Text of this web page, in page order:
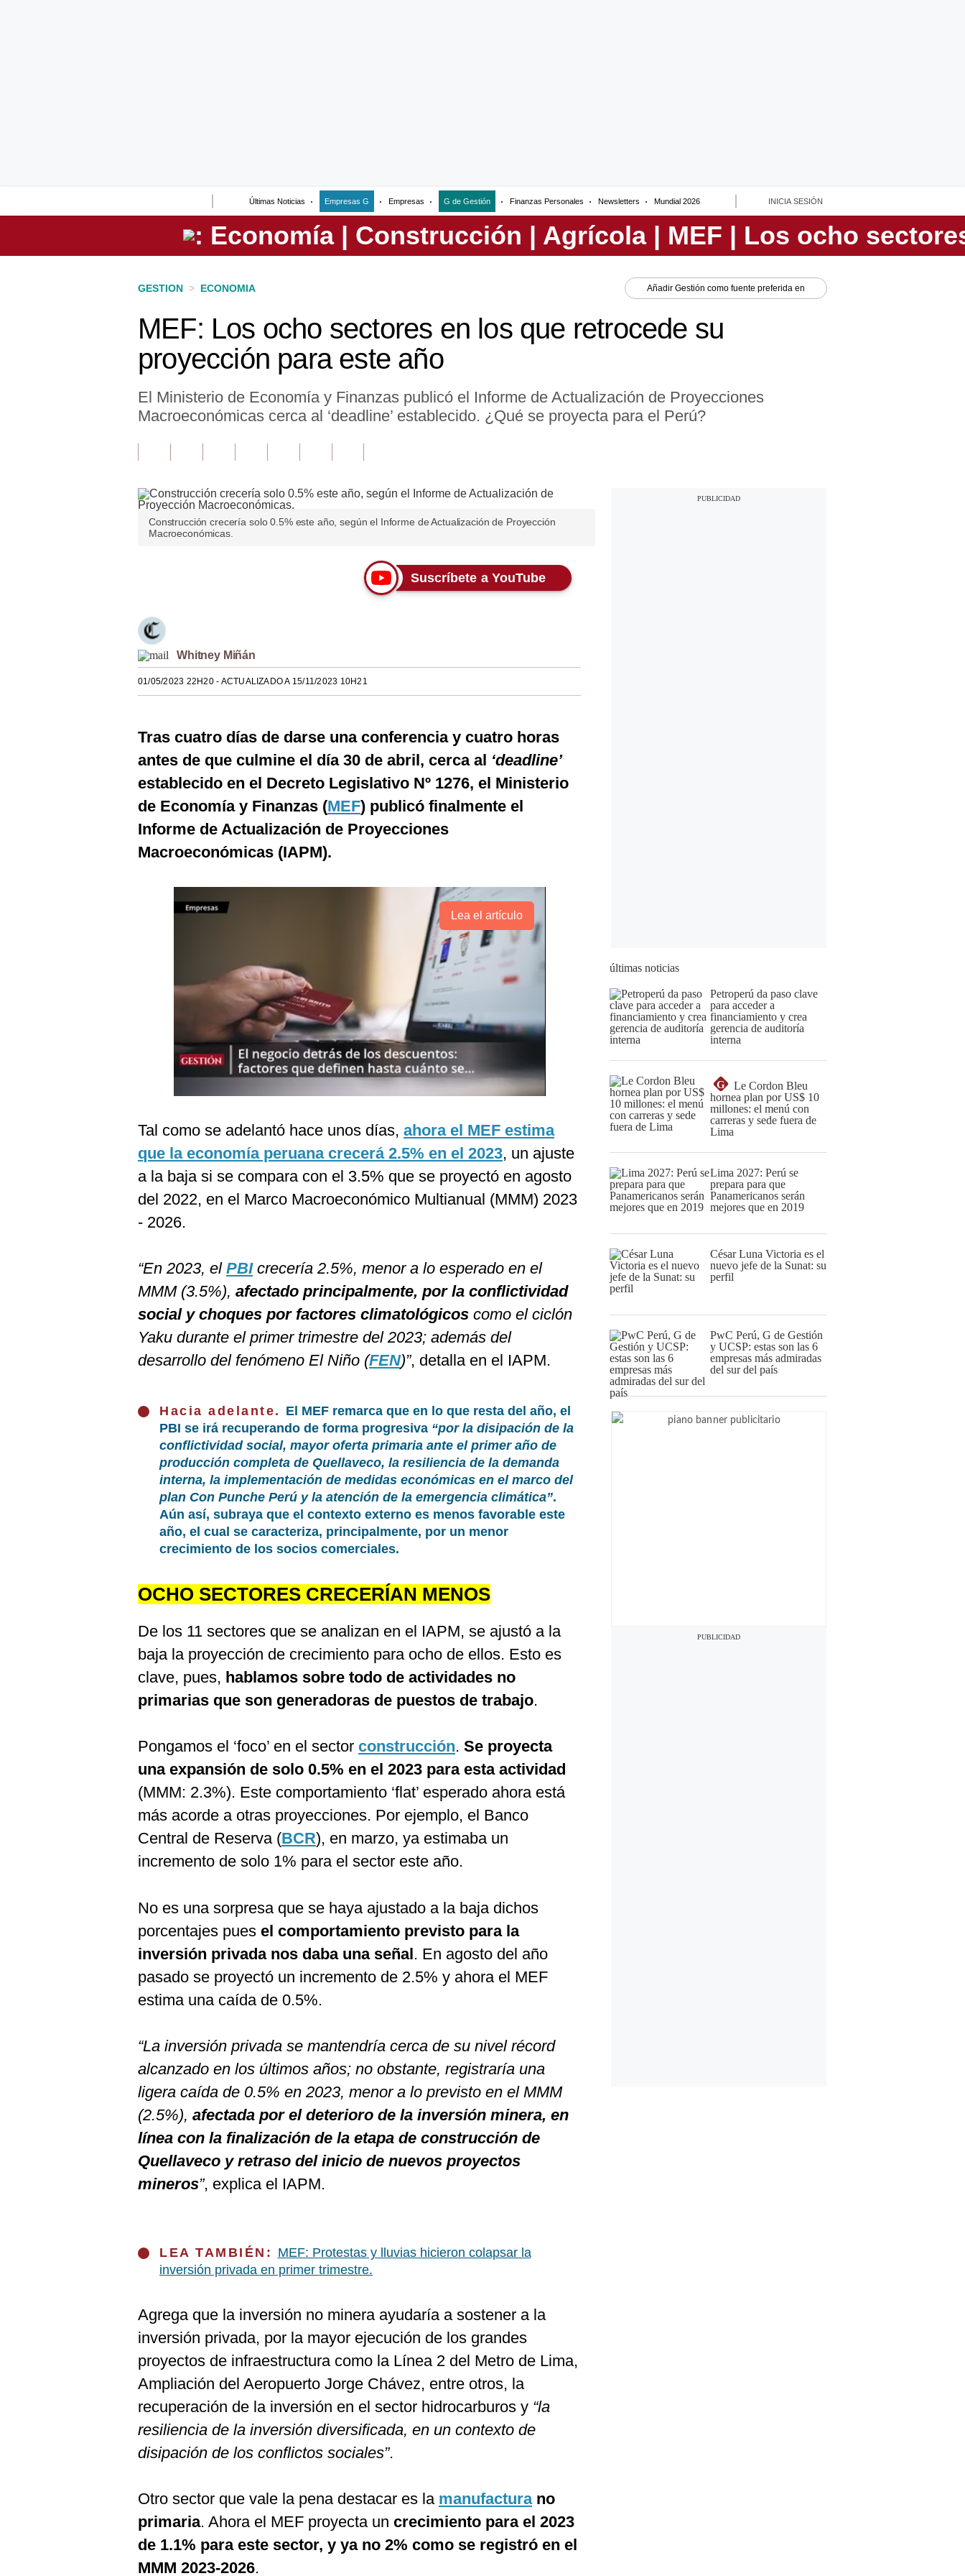
Últimas Noticias Empresas G Empresas G de Gestión Finanzas Personales Newsletters Mundial 2026 INICIA SESIÓN
Perú
GESTION > ECONOMIA Añadir Gestión como fuente preferida en
MEF: Los ocho sectores en los que retrocede su
proyección para este año
El Ministerio de Economía y Finanzas publicó el Informe de Actualización de Proyecciones
Macroeconómicas cerca al ‘deadline’ establecido. ¿Qué se proyecta para el Perú?
Construcción crecería solo 0.5% este año, según el Informe de Actualización de Proyección
Macroeconómicas.
Suscríbete a YouTube
Whitney Miñán
01/05/2023 22H20- ACTUALIZADO A 15/11/2023 10H21
Tras cuatro días de darse una conferencia y cuatro horas
antes de que culmine el día 30 de abril, cerca al ‘deadline’
establecido en el Decreto Legislativo Nº 1276, el Ministerio
de Economía y Finanzas (MEF) publicó finalmente el
Informe de Actualización de Proyecciones
Macroeconómicas (IAPM).
Lea el artículo
Tal como se adelantó hace unos días, ahora el MEF estima
que la economía peruana crecerá 2.5% en el 2023, un ajuste
a la baja si se compara con el 3.5% que se proyectó en agosto
del 2022, en el Marco Macroeconómico Multianual (MMM) 2023
- 2026.
“En 2023, el PBIcrecería 2.5%, menor a lo esperado en el
MMM (3.5%), afectado principalmente, por la conflictividad
social y choques por factores climatológicos como el ciclón
Yaku durante el primer trimestre del 2023; además del
desarrollo del fenómeno El Niño (FEN)”, detalla en el IAPM.
Hacia adelante. El MEF remarca que en lo que resta del año, el
PBI se irá recuperando de forma progresiva “por la disipación de la
conflictividad social, mayor oferta primaria ante el primer año de
producción completa de Quellaveco, la resiliencia de la demanda
interna, la implementación de medidas económicas en el marco del
plan Con Punche Perú y la atención de la emergencia climática”.
Aún así, subraya que el contexto externo es menos favorable este
año, el cual se caracteriza, principalmente, por un menor
crecimiento de los socios comerciales.
OCHO SECTORES CRECERÍAN MENOS
De los 11 sectores que se analizan en el IAPM, se ajustó a la
baja la proyección de crecimiento para ocho de ellos. Esto es
clave, pues, hablamos sobre todo de actividades no
primarias que son generadoras de puestos de trabajo.
Pongamos el ‘foco’ en el sector construcción. Se proyecta
una expansión de solo 0.5% en el 2023 para esta actividad
(MMM: 2.3%). Este comportamiento ‘flat’ esperado ahora está
más acorde a otras proyecciones. Por ejemplo, el Banco
Central de Reserva (BCR), en marzo, ya estimaba un
incremento de solo 1% para el sector este año.
No es una sorpresa que se haya ajustado a la baja dichos
porcentajes pues el comportamiento previsto para la
inversión privada nos daba una señal. En agosto del año
pasado se proyectó un incremento de 2.5% y ahora el MEF
estima una caída de 0.5%.
“La inversión privada se mantendría cerca de su nivel récord
alcanzado en los últimos años; no obstante, registraría una
ligera caída de 0.5% en 2023, menor a lo previsto en el MMM
(2.5%), afectada por el deterioro de la inversión minera, en
línea con la finalización de la etapa de construcción de
Quellaveco y retraso del inicio de nuevos proyectos
mineros”, explica el IAPM.
LEA TAMBIÉN: MEF: Protestas y lluvias hicieron colapsar la
inversión privada en primer trimestre.
Agrega que la inversión no minera ayudaría a sostener a la
inversión privada, por la mayor ejecución de los grandes
proyectos de infraestructura como la Línea 2 del Metro de Lima,
Ampliación del Aeropuerto Jorge Chávez, entre otros, la
recuperación de la inversión en el sector hidrocarburos y “la
resiliencia de la inversión diversificada, en un contexto de
disipación de los conflictos sociales”.
Otro sector que vale la pena destacar es la manufacturano
primaria. Ahora el MEF proyecta un crecimiento para el 2023
de 1.1% para este sector, y ya no 2% como se registró en el
MMM 2023-2026.
últimas noticias
Petroperú da paso clave
para acceder a
financiamiento y crea
gerencia de auditoría
interna
G
Le Cordon Bleu
hornea plan por US$ 10
millones: el menú con
carreras y sede fuera de
Lima
Lima 2027: Perú se
prepara para que
Panamericanos serán
mejores que en 2019
César Luna Victoria es el
nuevo jefe de la Sunat: su
perfil
PwC Perú, G de Gestión
y UCSP: estas son las 6
empresas más admiradas
del sur del país